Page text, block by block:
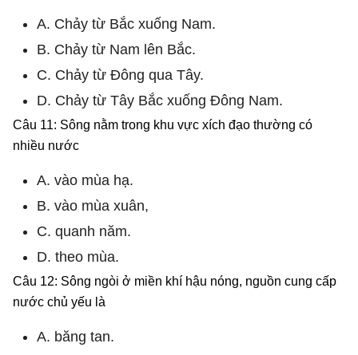
A. Chảy từ Bắc xuống Nam.
B. Chảy từ Nam lên Bắc.
C. Chảy từ Đông qua Tây.
D. Chảy từ Tây Bắc xuống Đông Nam.
Câu 11: Sông nằm trong khu vực xích đạo thường có
nhiều nước
A. vào mùa hạ.
B. vào mùa xuân,
C. quanh năm.
D. theo mùa.
Câu 12: Sông ngòi ở miền khí hậu nóng, nguồn cung cấp
nước chủ yếu là
A. băng tan.